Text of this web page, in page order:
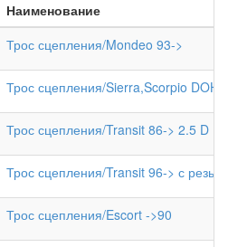
Наименование
Трос сцепления/Mondeo 93->
Трос сцепления/Sierra,Scorpio
Трос сцепления/Transit 86-> 2.5 D
Трос сцепления/Transit 96-> с
Трос сцепления/Escort ->90